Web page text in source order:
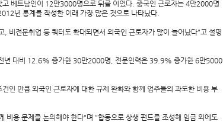
베트남인이 12만3000명으로 뒤를 이었다. 중국인 근로자는 4만2000명
년 통계를 작성한 이래 가장 많은 것으로 나타났다.
비전문취업 등 쿼터도 확대되면서 외국인 근로자가 많이 늘어났다"고 설명
년 대비 12.6% 증가한 30만2000명, 전문인력은 39.9% 증가한 6만5000
인 만큼 외국인 근로자에 대한 규제 완화와 함께 업주들의 과도한 비용 부
비용 문제를 논의해야 한다"며 "합동으로 상생 펀드를 조성해 임금 외에도